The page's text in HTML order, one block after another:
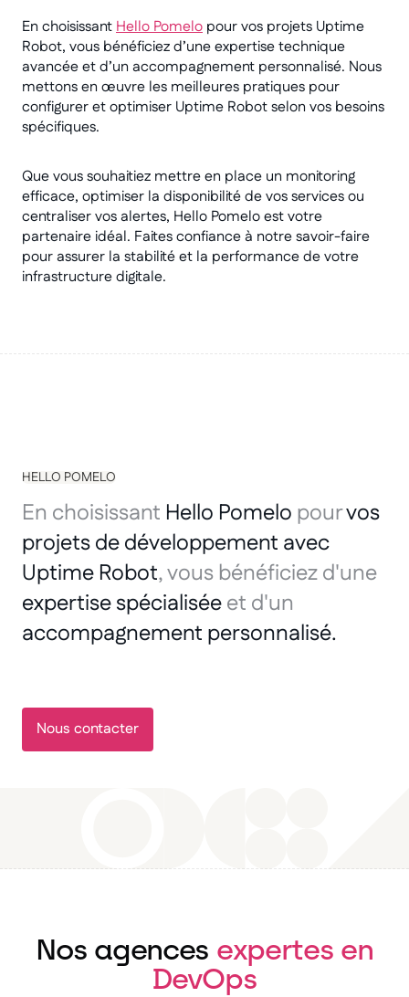
En choisissantHello Pomelo pour vos projets Uptime
Robot, vous bénéficiez d’une expertise technique
avancée et d’un accompagnement personnalisé. Nous
mettons en œuvre les meilleures pratiques pour
configurer et optimiser Uptime Robot selon vos besoins
spécifiques.
Que vous souhaitiez mettre en place un monitoring
efficace, optimiser la disponibilité de vos services ou
centraliser vos alertes, Hello Pomelo est votre
partenaire idéal. Faites confiance à notre savoir-faire
pour assurer la stabilité et la performance de votre
infrastructure digitale.
HELLO POMELO
En choisissant Hello Pomelo pourvos
projets de développement avec
Uptime Robot, vous bénéficiez d'une
expertise spécialiséeet d'un
accompagnement personnalisé.
Nous contacter
Nos agences expertes en
DevOps